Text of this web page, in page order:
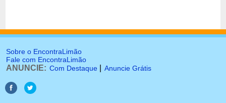
Sobre o EncontraLimão
Fale com EncontraLimão
ANUNCIE: Com Destaque Anuncie Grátis